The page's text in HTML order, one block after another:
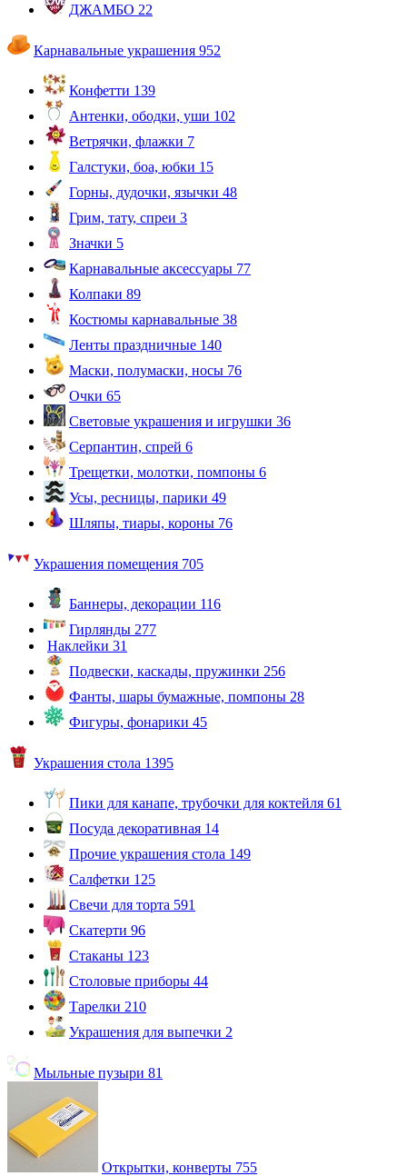
ДЖАМБО 22
Карнавальные украшения 952
Конфетти 139
Антенки, ободки, уши 102
Ветрячки, флажки 7
Галстуки, боа, юбки 15
Горны, дудочки, язычки 48
Грим, тату, спреи 3
Значки 5
Карнавальные аксессуары 77
Колпаки 89
Костюмы карнавальные 38
Ленты праздничные 140
Маски, полумаски, носы 76
Очки 65
Световые украшения и игрушки 36
Серпантин, спрей 6
Трещетки, молотки, помпоны 6
Усы, ресницы, парики 49
Шляпы, тиары, короны 76
Украшения помещения 705
Баннеры, декорации 116
Гирлянды 277
Наклейки 31
Подвески, каскады, пружинки 256
Фанты, шары бумажные, помпоны 28
Фигуры, фонарики 45
Украшения стола 1395
Пики для канапе, трубочки для коктейля 61
Посуда декоративная 14
Прочие украшения стола 149
Салфетки 125
Свечи для торта 591
Скатерти 96
Стаканы 123
Столовые приборы 44
Тарелки 210
Украшения для выпечки 2
Мыльные пузыри 81
Открытки, конверты 755